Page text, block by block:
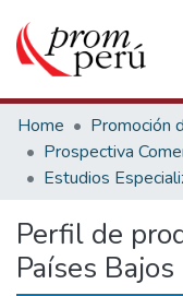
Communities &
All of DSpace
Statistics
Home
Prospectiva
Estudios
Perfil de
Países Bajos